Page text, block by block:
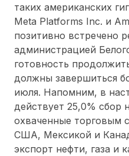
таких американских
Meta Platforms Inc. и
позитивно встречено
администрацией
готовность
должны завершиться
июля. Напомним, в
действует 25,0% сбор
охваченные торговым
США, Мексикой и
экспорт нефти, газа и